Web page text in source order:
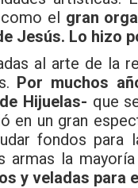
el gran
Jesús. Lo hizo
al arte de la
Por muchos
Hijuelas- que
en un gran
fondos para
armas la
y veladas para